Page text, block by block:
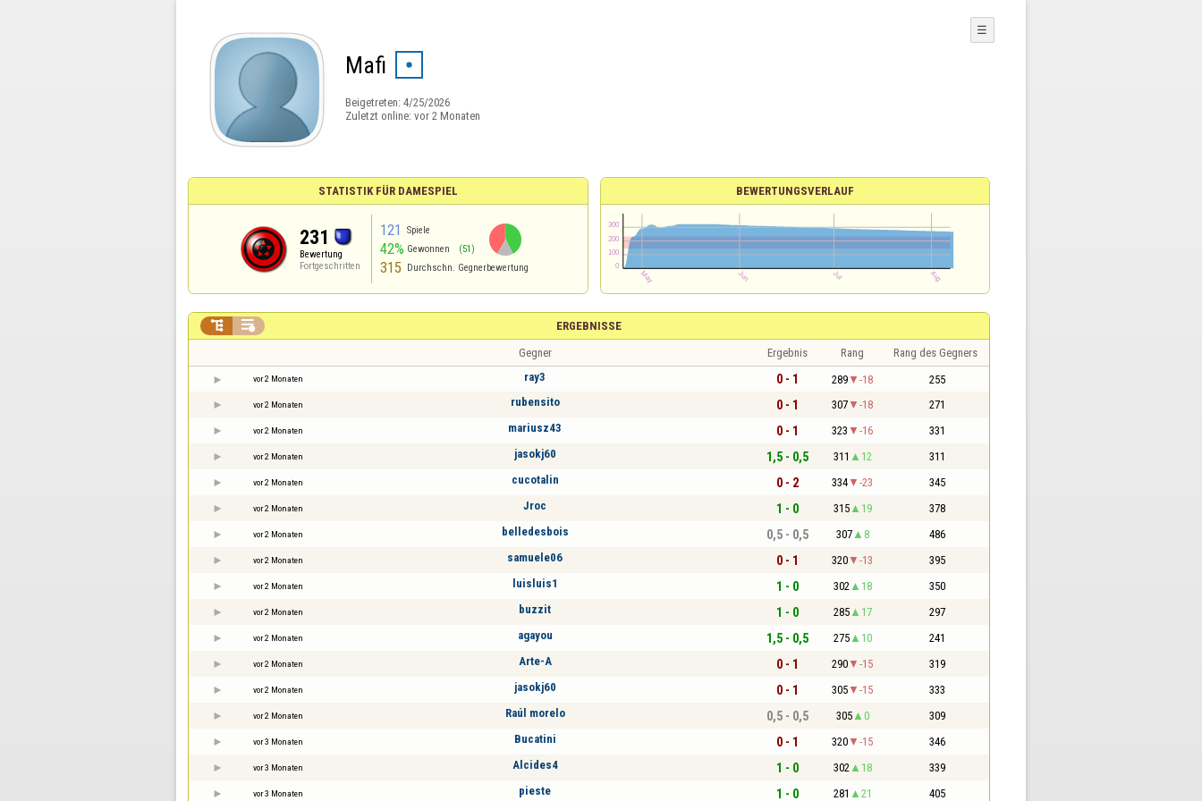
Mafi
Beigetreten: 4/25/2026
Zuletzt online: vor 2 Monaten
☰
STATISTIK FÜR DAMESPIEL
231
Bewertung
Fortgeschritten
121 Spiele
42% Gewonnen (51)
315 Durchschn. Gegnerbewertung
BEWERTUNGSVERLAUF
ERGEBNISSE
 
Gegner Ergebnis Rang Rang des Gegners
vor 2 Monaten ray3 0 - 1 289 -18 255
vor 2 Monaten rubensito 0 - 1 307 -18 271
vor 2 Monaten mariusz43 0 - 1 323 -16 331
vor 2 Monaten jasokj60 1,5 - 0,5 311 12 311
vor 2 Monaten cucotalin 0 - 2 334 -23 345
vor 2 Monaten Jroc 1 - 0 315 19 378
vor 2 Monaten belledesbois 0,5 - 0,5 307 8 486
vor 2 Monaten samuele06 0 - 1 320 -13 395
vor 2 Monaten luisluis1 1 - 0 302 18 350
vor 2 Monaten buzzit 1 - 0 285 17 297
vor 2 Monaten agayou 1,5 - 0,5 275 10 241
vor 2 Monaten Arte-A 0 - 1 290 -15 319
vor 2 Monaten jasokj60 0 - 1 305 -15 333
vor 2 Monaten Raúl morelo 0,5 - 0,5 305 0 309
vor 3 Monaten Bucatini 0 - 1 320 -15 346
vor 3 Monaten Alcides4 1 - 0 302 18 339
vor 3 Monaten pieste 1 - 0 281 21 405